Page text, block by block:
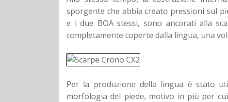
sporgente che abbia creato pressioni sul
e i due BOA stessi, sono ancorati alla
completamente coperte dalla lingua, una
Per la produzione della lingua è stato
morfologia del piede, motivo in più per